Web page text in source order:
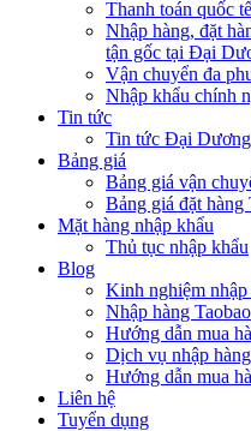
Thanh toán quốc tế
Nhập hàng, đặt
tận gốc tại Đại
Vận chuyển đa
Nhập khẩu chính
Tin tức
Tin tức Đại Dương
Bảng giá
Bảng giá vận
Bảng giá đặt hàng
Mặt hàng nhập khẩu
Thủ tục nhập khẩu
Blog
Kinh nghiệm
Nhập hàng Taobao
Hướng dẫn mua
Dịch vụ nhập
Hướng dẫn mua
Liên hệ
Tuyển dụng